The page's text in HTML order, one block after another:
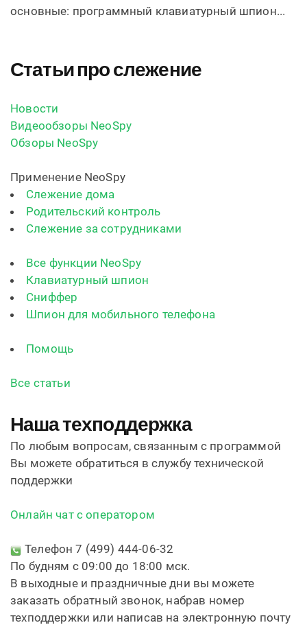
основные: программный клавиатурный шпион...
Статьи про слежение
Новости
Видеообзоры NeoSpy
Обзоры NeoSpy
Применение NeoSpy
Слежение дома
Родительский контроль
Слежение за сотрудниками
Все функции NeoSpy
Клавиатурный шпион
Сниффер
Шпион для мобильного телефона
Помощь
Все статьи
Наша техподдержка
По любым вопросам, связанным с программой
Вы можете обратиться в службу технической
поддержки
Онлайн чат с оператором
Телефон 7 (499) 444-06-32
По будням с 09:00 до 18:00 мск.
В выходные и праздничные дни вы можете
заказать обратный звонок, набрав номер
техподдержки или написав на электронную почту